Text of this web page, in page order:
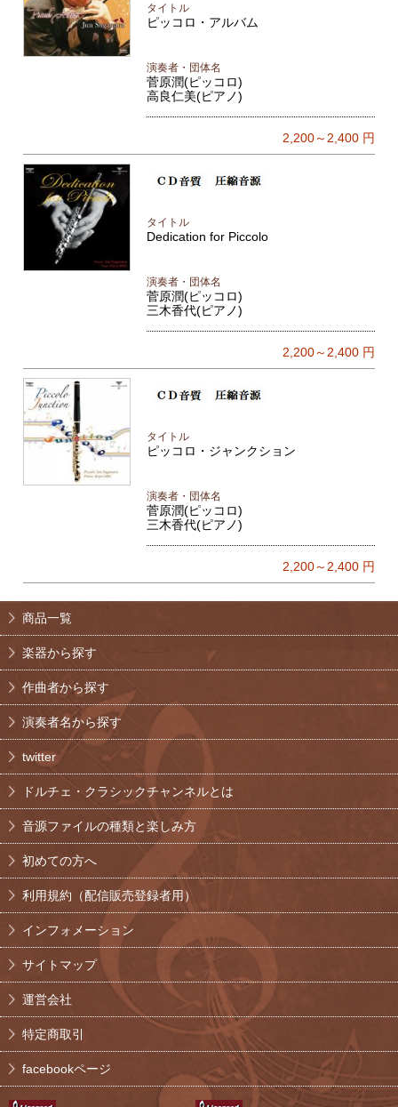
タイトル
ピッコロ・アルバム
演奏者・団体名
菅原潤(ピッコロ)
高良仁美(ピアノ)
2,200～2,400円
タイトル
Dedication for Piccolo
演奏者・団体名
菅原潤(ピッコロ)
三木香代(ピアノ)
2,200～2,400円
タイトル
ピッコロ・ジャンクション
演奏者・団体名
菅原潤(ピッコロ)
三木香代(ピアノ)
2,200～2,400円
商品一覧
楽器から探す
作曲者から探す
演奏者名から探す
twitter
ドルチェ・クラシックチャンネルとは
音源ファイルの種類と楽しみ方
初めての方へ
利用規約（配信販売登録者用）
インフォメーション
サイトマップ
運営会社
特定商取引
facebookページ